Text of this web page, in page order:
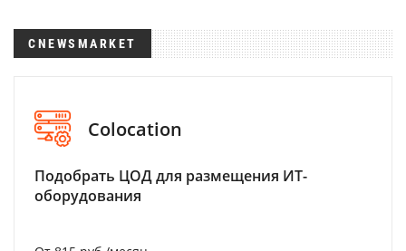
CNEWSMARKET
Colocation
Подобрать ЦОД для размещения ИТ-
оборудования